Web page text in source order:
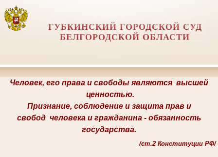
ГУБКИНСКИЙ ГОРОДСКОЙ СУД
БЕЛГОРОДСКОЙ ОБЛАСТИ
Человек, его права и свободы являются высшей
ценностью.
Признание, соблюдение и защита прав и
свобод человека и гражданина - обязанность
государства.
/ст.2 Конституции РФ/